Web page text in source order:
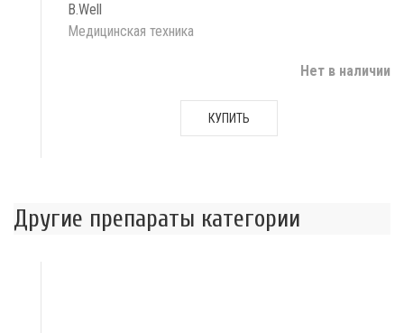
B.Well
Медицинская техника
Нет в наличии
КУПИТЬ
Другие препараты категории